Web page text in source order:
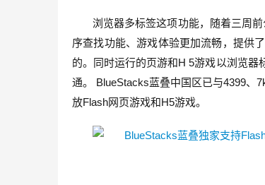
浏览器多标签这项功能，随着三周
序查找功能、游戏体验更加流畅，提供
的。同时运行的页游和H 5游戏以浏览
通。 BlueStacks蓝叠中国区已与4399、
放Flash网页游戏和H5游戏。